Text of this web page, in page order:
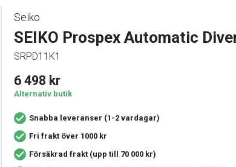
Seiko
SEIKO Prospex Automatic
SRPD11K1
6 498 kr
Alternativ butik
Snabba leveranser (1-2 vardagar)
Fri frakt över 1000 kr
Försäkrad frakt (upp till 70 000 kr)